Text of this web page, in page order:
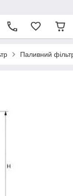
Паливний